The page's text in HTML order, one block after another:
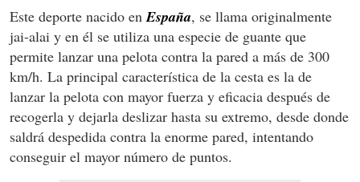
Este deporte nacido en España, se llama originalmente
jai-alai y en él se utiliza una especie de guante que
permite lanzar una pelota contra la pared a más de 300
km/h. La principal característica de la cesta es la de
lanzar la pelota con mayor fuerza y eficacia después de
recogerla y dejarla deslizar hasta su extremo, desde donde
saldrá despedida contra la enorme pared, intentando
conseguir el mayor número de puntos.